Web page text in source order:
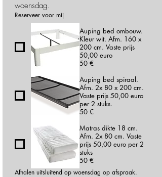
woensdag.
Reserveer voor mij
Auping bed ombouw.
Kleur wit. Afm. 160 x
200 cm. Vaste prijs
50,00 euro
50 €
Auping bed spiraal.
Afm. 2x 80 x 200 cm.
Vaste prijs 50,00 euro
per 2 stuks.
50 €
Matras dikte 18 cm.
Afm. 2x 80 cm. Vaste
prijs 50,00 euro per 2
stuks
50 €
Afhalen uitsluitend op woensdag op afspraak.